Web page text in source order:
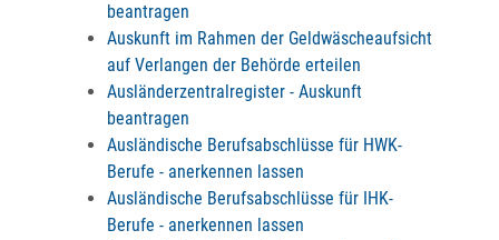
beantragen
Auskunft im Rahmen der Geldwäscheaufsicht
auf Verlangen der Behörde erteilen
Ausländerzentralregister - Auskunft
beantragen
Ausländische Berufsabschlüsse für HWK-
Berufe - anerkennen lassen
Ausländische Berufsabschlüsse für IHK-
Berufe - anerkennen lassen